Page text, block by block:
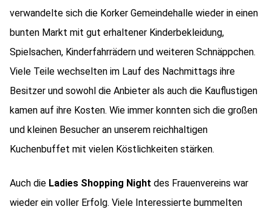
verwandelte sich die Korker Gemeindehalle wieder in einen
bunten Markt mit gut erhaltener Kinderbekleidung,
Spielsachen, Kinderfahrrädern und weiteren Schnäppchen.
Viele Teile wechselten im Lauf des Nachmittags ihre
Besitzer und sowohl die Anbieter als auch die Kauflustigen
kamen auf ihre Kosten. Wie immer konnten sich die großen
und kleinen Besucher an unserem reichhaltigen
Kuchenbuffet mit vielen Köstlichkeiten stärken.
Auch die Ladies Shopping Night des Frauenvereins war
wieder ein voller Erfolg. Viele Interessierte bummelten